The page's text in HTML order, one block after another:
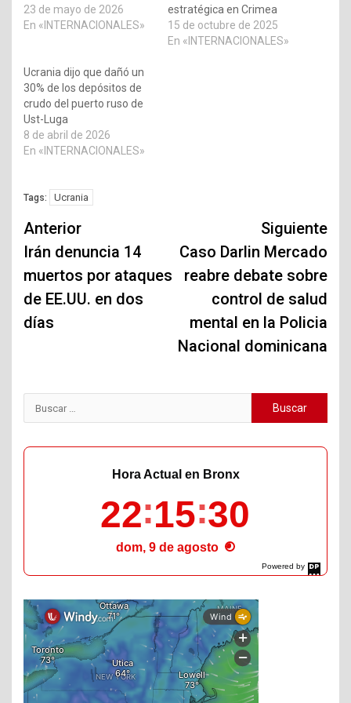
23 de mayo de 2026
En «INTERNACIONALES»
estratégica en Crimea
15 de octubre de 2025
En «INTERNACIONALES»
Ucrania dijo que dañó un
30% de los depósitos de
crudo del puerto ruso de
Ust-Luga
8 de abril de 2026
En «INTERNACIONALES»
Tags: Ucrania
Navegación
de
entradas
Anterior
Irán denuncia 14
muertos por ataques
de EE.UU. en dos
días
Siguiente
Caso Darlin Mercado
reabre debate sobre
control de salud
mental en la Policia
Nacional dominicana
Buscar:
Powered by
DaysPedia.com
Hora Actual en Bronx
22 15 31
dom, 9 de agosto